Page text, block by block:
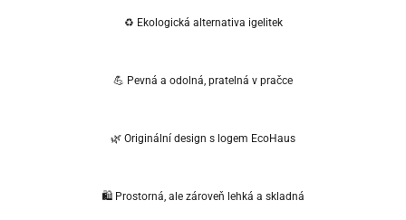
♻️ Ekologická alternativa igelitek
💪 Pevná a odolná, pratelná v pračce
🌿 Originální design s logem EcoHaus
🛍 Prostorná, ale zároveň lehká a skladná